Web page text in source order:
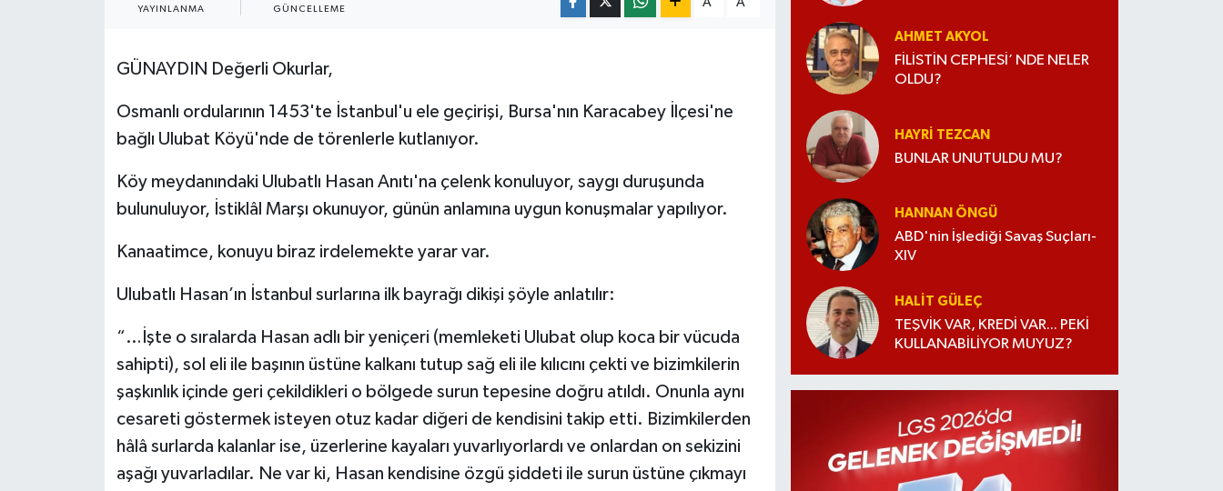
YAYINLANMA GÜNCELLEME
GÜNAYDIN Değerli Okurlar,
Osmanlı ordularının 1453'te İstanbul'u ele geçirişi, Bursa'nın Karacabey İlçesi'ne
bağlı Ulubat Köyü'nde de törenlerle kutlanıyor.
Köy meydanındaki Ulubatlı Hasan Anıtı'na çelenk konuluyor, saygı duruşunda
bulunuluyor, İstiklâl Marşı okunuyor, günün anlamına uygun konuşmalar yapılıyor.
Kanaatimce, konuyu biraz irdelemekte yarar var.
Ulubatlı Hasan’ın İstanbul surlarına ilk bayrağı dikişi şöyle anlatılır:
“…İşte o sıralarda Hasan adlı bir yeniçeri (memleketi Ulubat olup koca bir vücuda
sahipti), sol eli ile başının üstüne kalkanı tutup sağ eli ile kılıcını çekti ve bizimkilerin
şaşkınlık içinde geri çekildikleri o bölgede surun tepesine doğru atıldı. Onunla aynı
cesareti göstermek isteyen otuz kadar diğeri de kendisini takip etti. Bizimkilerden
hâlâ surlarda kalanlar ise, üzerlerine kayaları yuvarlıyorlardı ve onlardan on sekizini
aşağı yuvarladılar. Ne var ki, Hasan kendisine özgü şiddeti ile surun üstüne çıkmayı
AHMET AKYOL
FİLİSTİN CEPHESİ’ NDE NELER
OLDU?
HAYRI TEZCAN
BUNLAR UNUTULDU MU?
HANNAN ÖNGÜ
ABD'nin İşlediği Savaş Suçları-
XIV
HALIT GÜLEÇ
TEŞVİK VAR, KREDİ VAR... PEKİ
KULLANABİLİYOR MUYUZ?
RESMİ İLAN